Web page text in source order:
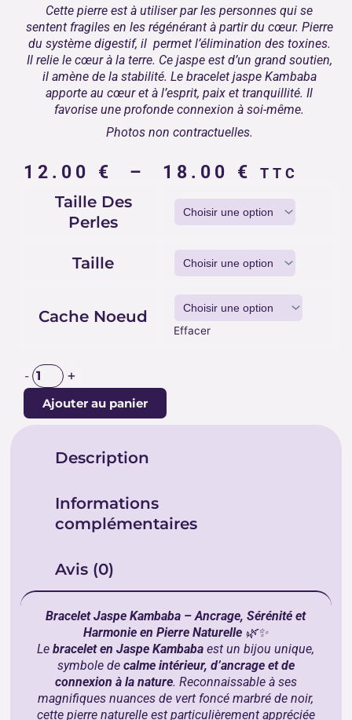
Cette pierre est à utiliser par les personnes qui se
sentent fragiles en les régénérant à partir du cœur. Pierre
du système digestif, il permet l’élimination des toxines.
Il relie le cœur à la terre. Ce jaspe est d’un grand soutien,
il amène de la stabilité. Le bracelet jaspe Kambaba
apporte au cœur et à l’esprit, paix et tranquillité. Il
favorise une profonde connexion à soi-même.
Photos non contractuelles.
12.00 € – 18.00 € Plage
prix :
12.00 €
à
18.00 €
TTC
Taille Des
Perles
Taille
Cache Noeud
Effacer
-
BRACELET
KAMBABA
+
Ajouter au panier
Description
Informations
complémentaires
Avis (0)
Bracelet Jaspe Kambaba – Ancrage, Sérénité et
Harmonie en Pierre Naturelle 🌿✨
Lebracelet en Jaspe Kambaba est un bijou unique,
symbole de calme intérieur, d’ancrage et de
connexion à la nature. Reconnaissable à ses
magnifiques nuances de vert foncé marbré de noir,
cette pierre naturelle est particulièrement appréciée